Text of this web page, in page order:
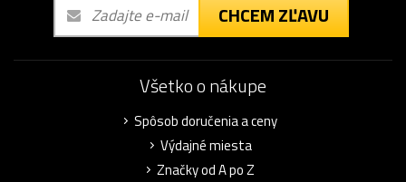
CHCEM ZĽAVU
Všetko o nákupe
Spôsob doručenia a ceny
Výdajné miesta
Značky od A po Z